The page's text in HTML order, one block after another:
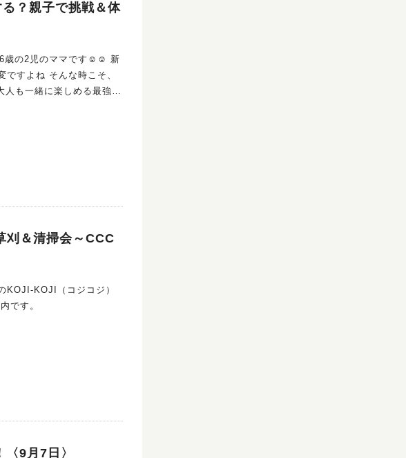
？親子で挑戦＆体
の2児のママです☺︎☺︎ 新
すよね そんな時こそ、
人も一緒に楽しめる最強の
す♩ イベント概
ーをご紹介♩ DOフェスの
ライ！ 時間：①10:00~1
カー選手に挑戦！1対1の
輝きが溢れてる！ 時
」 ダンスや音楽のパフォ
刈＆清掃会～CCC
KOJI-KOJI（コジコジ）
です。
9月7日〉